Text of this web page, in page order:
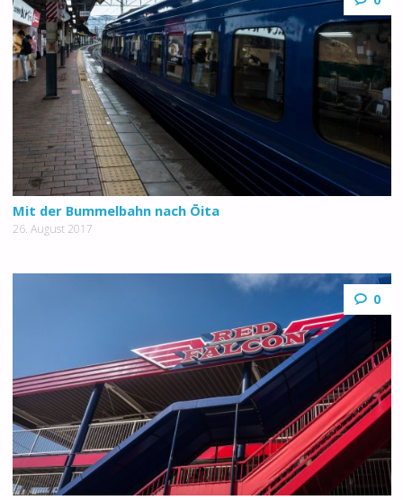
Mit der Bummelbahn nach Ōita
26. August 2017
0